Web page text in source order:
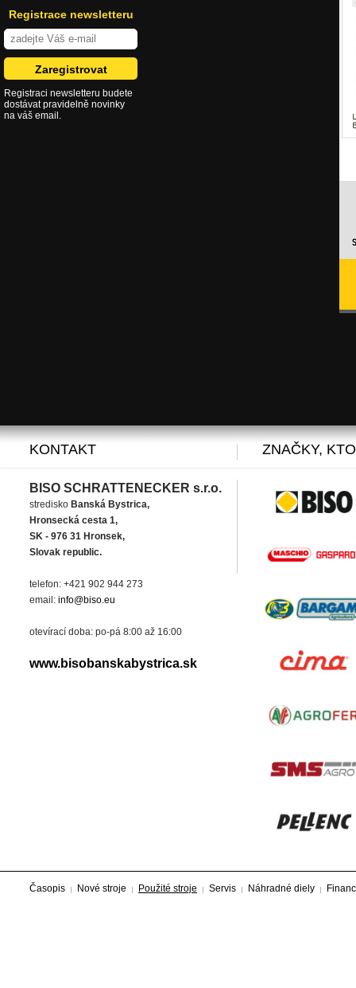
Registrace newsletteru
Registraci newsletteru budete
dostávat pravidelně novinky
na váš email.
KONTAKT
BISO SCHRATTENECKER s.r.o.
stredisko Banská Bystrica,
Hronsecká cesta 1,
SK - 976 31 Hronsek,
Slovak republic.
telefon: +421 902 944 273
email: info@biso.eu
otevírací doba: po-pá 8:00 až 16:00
www.bisobanskabystrica.sk
ZNAČKY,
Časopis Nové stroje Použité stroje Servis Náhradné diely